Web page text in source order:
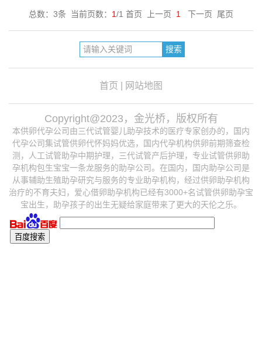
总数：3条 当前页数： 1/1 首页 上一页 1 下一页 尾页
首页 网站地图
Copyright@2023，金光桥，版权所有
本供卵代孕公司由三代试管婴儿助孕技术的医疗专家创办的，国内
代孕公司集试管供卵代怀妈妈优选，国内代孕机构供卵前期筛查检
测，人工试管助孕中期护理，三代试管产后护理，专业试管供卵助
孕机构包生宝宝一条龙服务的助孕公司。在国内，国内助孕公司是
从事辅助生殖助孕研究与服务的专业助孕机构，经过供卵助孕机构
治疗的不育夫妇，爱心借卵助孕机构已经有3000+名试管供卵助孕宝
宝出生，助孕孩子的出生无疑给家庭带来了更大的天伦之乐。